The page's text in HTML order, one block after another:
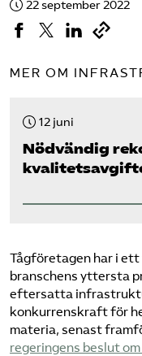
22 september 2022
MER OM
12 juni
Nödvändig
Tågföretagen har i
branschens yttersta
eftersatta
konkurrenskraft för
materia, senast
regeringens beslut